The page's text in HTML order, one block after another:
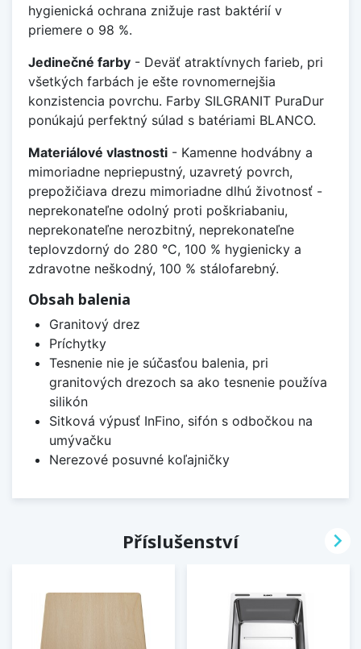
hygienická ochrana znižuje rast baktérií v
priemere o 98 %.
Jedinečné farby - Deväť atraktívnych farieb, pri
všetkých farbách je ešte rovnomernejšia
konzistencia povrchu. Farby SILGRANIT PuraDur
ponúkajú perfektný súlad s batériami BLANCO.
Materiálové vlastnosti - Kamenne hodvábny a
mimoriadne nepriepustný, uzavretý povrch,
prepožičiava drezu mimoriadne dlhú životnosť -
neprekonateľne odolný proti poškriabaniu,
neprekonateľne nerozbitný, neprekonateľne
teplovzdorný do 280 °C, 100 % hygienicky a
zdravotne neškodný, 100 % stálofarebný.
Obsah balenia
Granitový drez
Príchytky
Tesnenie nie je súčasťou balenia, pri
granitových drezoch sa ako tesnenie používa
silikón
Sitková výpusť InFino, sifón s odbočkou na
umývačku
Nerezové posuvné koľajničky
Příslušenství 